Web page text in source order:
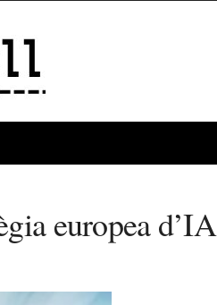
europea d’IA